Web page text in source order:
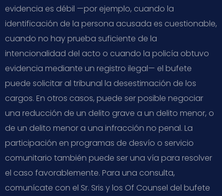
evidencia es débil —por ejemplo, cuando la
identificación de la persona acusada es cuestionable,
cuando no hay prueba suficiente de la
intencionalidad del acto o cuando la policía obtuvo
evidencia mediante un registro ilegal— el bufete
puede solicitar al tribunal la desestimación de los
cargos. En otros casos, puede ser posible negociar
una reducción de un delito grave a un delito menor, o
de un delito menor a una infracción no penal. La
participación en programas de desvío o servicio
comunitario también puede ser una vía para resolver
el caso favorablemente. Para una consulta,
comunícate con el Sr. Sris y los Of Counsel del bufete